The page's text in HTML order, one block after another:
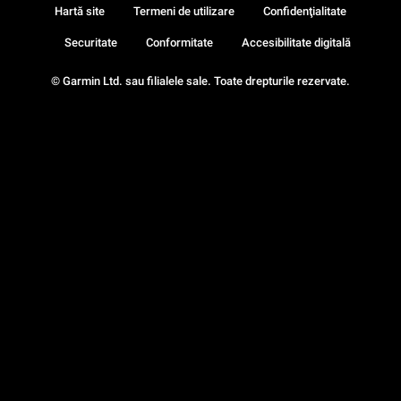
© Garmin Ltd. sau filialele sale. Toate drepturile rezervate.
Hartă site Termeni de utilizare Confidenţialitate
Securitate Conformitate Accesibilitate digitală